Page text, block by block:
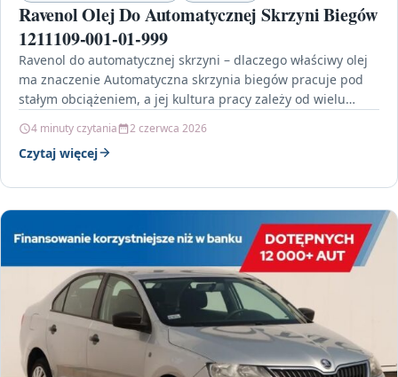
Ravenol Olej Do Automatycznej Skrzyni Biegów
1211109-001-01-999
Ravenol do automatycznej skrzyni – dlaczego właściwy olej
ma znaczenie Automatyczna skrzynia biegów pracuje pod
stałym obciążeniem, a jej kultura pracy zależy od wielu…
4 minuty czytania 2 czerwca 2026
Czytaj więcej